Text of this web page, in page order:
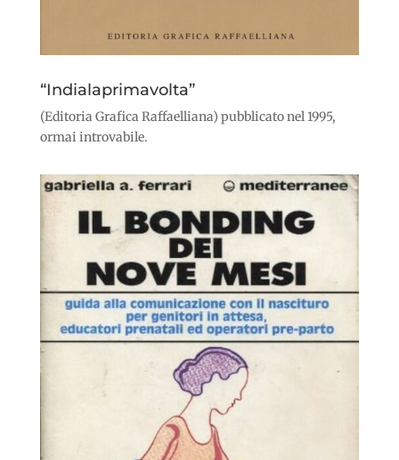
“Indialaprimavolta”
(Editoria Grafica Raffaelliana) pubblicato nel 1995,
ormai introvabile.